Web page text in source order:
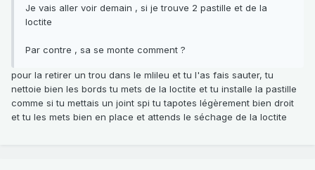
Je vais aller voir demain , si je trouve 2 pastille et de la
loctite
Par contre , sa se monte comment ?
pour la retirer un trou dans le mlileu et tu l'as fais sauter, tu
nettoie bien les bords tu mets de la loctite et tu installe la pastille
comme si tu mettais un joint spi tu tapotes légèrement bien droit
et tu les mets bien en place et attends le séchage de la loctite